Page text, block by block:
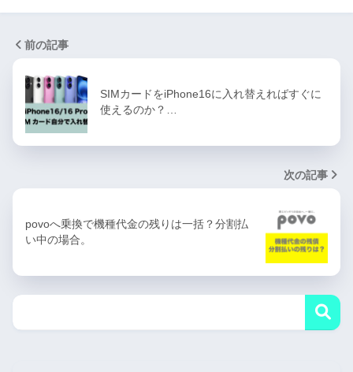
前の記事
SIMカードをiPhone16に入れ替えればすぐに
使えるのか？…
次の記事
povoへ乗換で機種代金の残りは一括？分割払
い中の場合。